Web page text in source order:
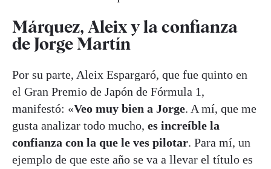
Márquez, Aleix y la confianza
de Jorge Martín
Por su parte, Aleix Espargaró, que fue quinto en
el Gran Premio de Japón de Fórmula 1,
manifestó: «Veo muy bien a Jorge. A mí, que me
gusta analizar todo mucho, es increíble la
confianza con la que le ves pilotar. Para mí, un
ejemplo de que este año se va a llevar el título es